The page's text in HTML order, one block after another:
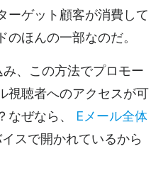
ーゲット顧客が消費して
ほんの一部なのだ。
み、この方法でプロモー
視聴者へのアクセスが可
なぜなら、 Eメール全体
スで開かれているから